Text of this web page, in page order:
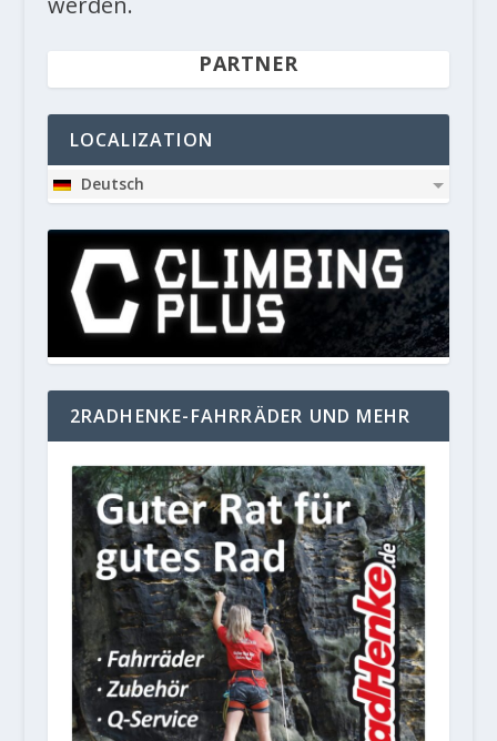
PARTNER
LOCALIZATION
Deutsch
2RADHENKE-FAHRRÄDER UND MEHR